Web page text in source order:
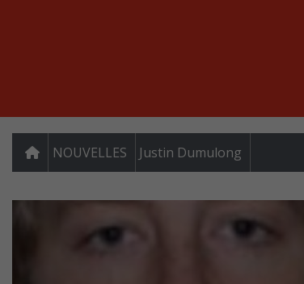
NOUVELLES Justin Dumulong